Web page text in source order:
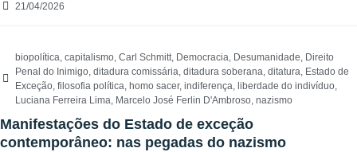
21/04/2026
biopolítica, capitalismo, Carl Schmitt, Democracia, Desumanidade, Direito
Penal do Inimigo, ditadura comissária, ditadura soberana, ditatura, Estado de
Exceção, filosofia política, homo sacer, indiferença, liberdade do indivíduo,
Luciana Ferreira Lima, Marcelo José Ferlin D'Ambroso, nazismo
Manifestações do Estado de exceção
contemporâneo: nas pegadas do nazismo